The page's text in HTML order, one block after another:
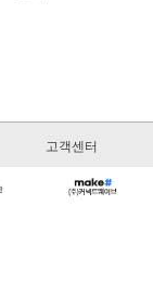
고객센터